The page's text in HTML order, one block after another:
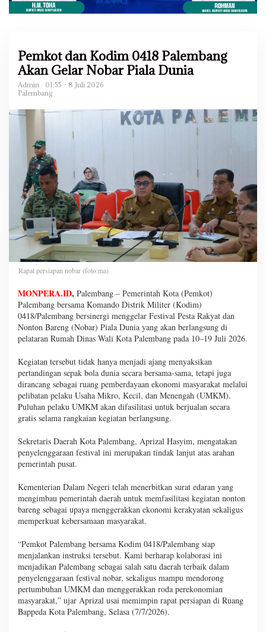
Pemkot dan Kodim 0418 Palembang
Akan Gelar Nobar Piala Dunia
Admin
01:55 - 8 Juli 2026
Palembang
Rapat persiapan nobar (foto:ma)
MONPERA.ID, Palembang – Pemerintah Kota (Pemkot)
Palembang bersama Komando Distrik Militer (Kodim)
0418/Palembang bersinergi menggelar Festival Pesta Rakyat dan
Nonton Bareng (Nobar) Piala Dunia yang akan berlangsung di
pelataran Rumah Dinas Wali Kota Palembang pada 10–19 Juli 2026.
Kegiatan tersebut tidak hanya menjadi ajang menyaksikan
pertandingan sepak bola dunia secara bersama-sama, tetapi juga
dirancang sebagai ruang pemberdayaan ekonomi masyarakat melalui
pelibatan pelaku Usaha Mikro, Kecil, dan Menengah (UMKM).
Puluhan pelaku UMKM akan difasilitasi untuk berjualan secara
gratis selama rangkaian kegiatan berlangsung.
Sekretaris Daerah Kota Palembang, Aprizal Hasyim, mengatakan
penyelenggaraan festival ini merupakan tindak lanjut atas arahan
pemerintah pusat.
Kementerian Dalam Negeri telah menerbitkan surat edaran yang
mengimbau pemerintah daerah untuk memfasilitasi kegiatan nonton
bareng sebagai upaya menggerakkan ekonomi kerakyatan sekaligus
memperkuat kebersamaan masyarakat.
“Pemkot Palembang bersama Kodim 0418/Palembang siap
menjalankan instruksi tersebut. Kami berharap kolaborasi ini
menjadikan Palembang sebagai salah satu daerah terbaik dalam
penyelenggaraan festival nobar, sekaligus mampu mendorong
pertumbuhan UMKM dan menggerakkan roda perekonomian
masyarakat,” ujar Aprizal usai memimpin rapat persiapan di Ruang
Bappeda Kota Palembang, Selasa (7/7/2026).